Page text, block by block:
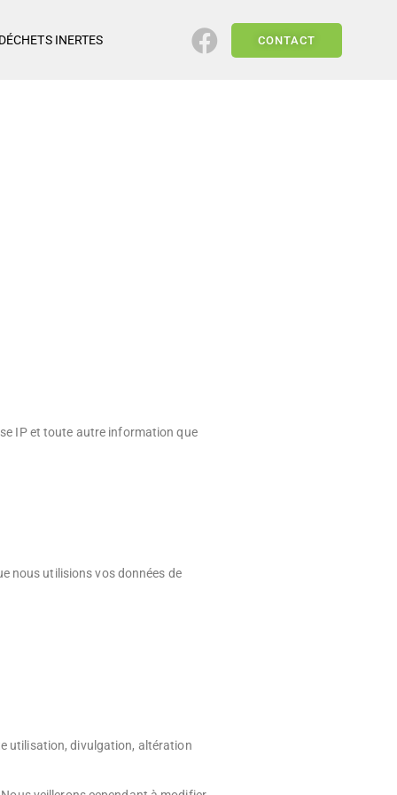
INERTES CONTACT
IP et toute autre information que
nous utilisions vos données de
utilisation, divulgation, altération